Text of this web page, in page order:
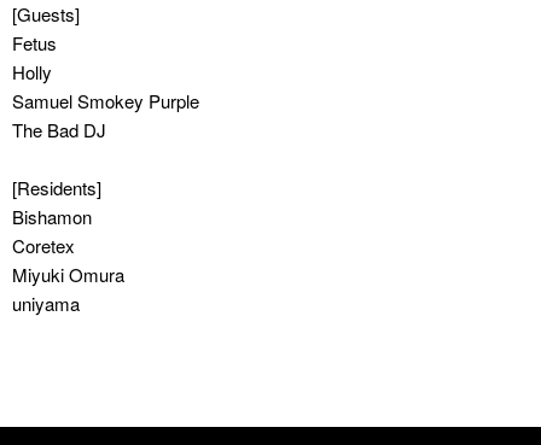
[Guests]
Fetus
Holly
Samuel Smokey Purple
The Bad DJ
[Residents]
Bishamon
Coretex
Miyuki Omura
uniyama